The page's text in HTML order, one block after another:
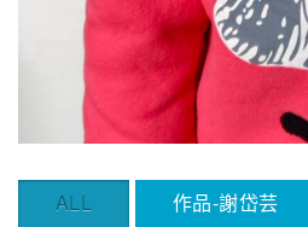
ALL 作品-謝岱芸